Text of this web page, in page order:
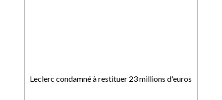
Leclerc condamné à restituer 23 millions d'euros